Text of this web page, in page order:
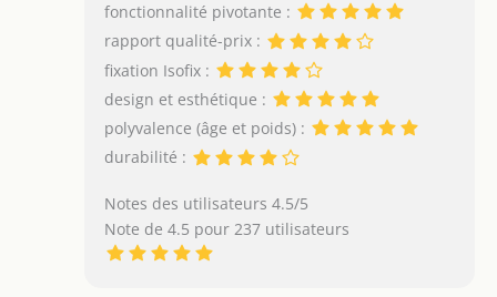
fonctionnalité pivotante :
rapport qualité-prix :
fixation Isofix :
design et esthétique :
polyvalence (âge et poids) :
durabilité :
Notes des utilisateurs 4.5/5
Note de 4.5 pour 237 utilisateurs